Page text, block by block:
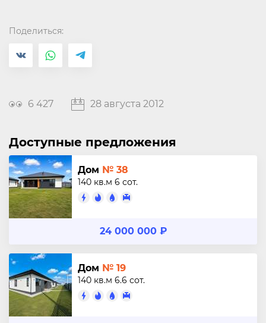
Поделиться:
6 427 28 августа 2012
Доступные предложения
Дом № 38
140 кв.м 6 сот.
24 000 000 ₽
Дом № 19
140 кв.м 6.6 сот.